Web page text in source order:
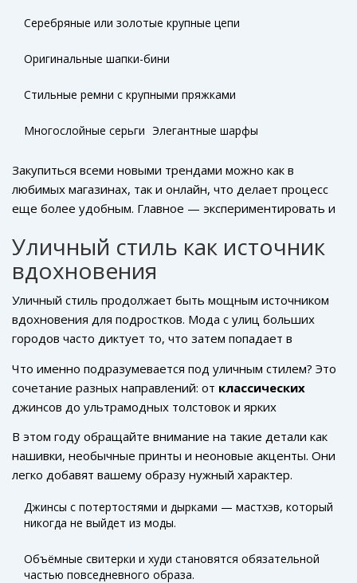
гардероб:
Серебряные или золотые крупные цепи
Оригинальные шапки-бини
Стильные ремни с крупными пряжками
Многослойные серьги Элегантные шарфы
Закупиться всеми новыми трендами можно как в
любимых магазинах, так и онлайн, что делает процесс
еще более удобным. Главное — экспериментировать и
Уличный стиль как источник
вдохновения
Уличный стиль продолжает быть мощным источником
вдохновения для подростков. Мода с улиц больших
городов часто диктует то, что затем попадает в
стиль сочетает в себе комфорт и индивидуальность, и в
2024 году он остается таким же актуальным.
Что именно подразумевается под уличным стилем? Это
сочетание разных направлений: от классических
джинсов до ультрамодных толстовок и ярких
как угодно, создавая уникальные образы. Как насчет
того, чтобы ваш стиль был не только удобным, но и
выделялся на фоне других?
В этом году обращайте внимание на такие детали как
нашивки, необычные принты и неоновые акценты. Они
легко добавят вашему образу нужный характер.
кроссовки и разноцветные бейсболки, способные
моментально оживить любой наряд.
Джинсы с потертостями и дырками — мастхэв, который
никогда не выйдет из моды.
Объёмные свитерки и худи становятся обязательной
частью повседневного образа.